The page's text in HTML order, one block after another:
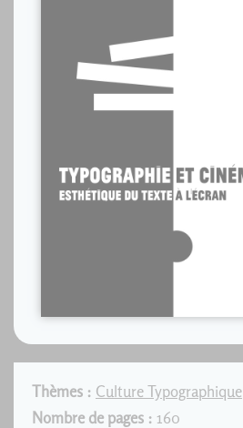
Thèmes : Culture Typographique
Nombre de pages : 160